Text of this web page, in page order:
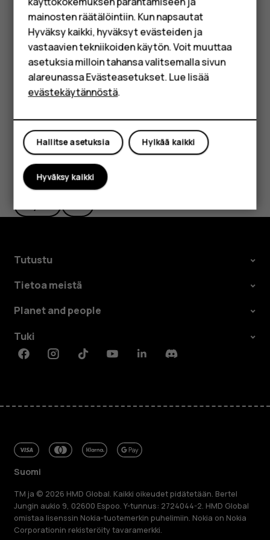
HMD Terra M
Yrityksille
Tabletit
Shop
lähtöpaikkana, napauta kohtaaSijaintisi
lähtöpaikka.
Aloita navigointi napauttamalla
ALOITA.
Kartalla näkyy reitti ja arvioitu matka-aika. Tarkat
reittiohjeet saat näkyviin pyyhkäisemällä näytön
alareunasta ylöspäin.
Oliko tästä apua?
Tutustu
Tietoa meistä
Planet and people
Tuki
FacebookInstagramTiktokYoutubeLinkedinDiscord
Suomi
TM ja © 2026 HMD Global. Kaikki oikeudet pidätetään. Bertel
Jungin aukio 9, 02600 Espoo. Y-tunnus: 2724044-2. HMD Global
omistaa lisenssin Nokia-tuotemerkin puhelimiin. Nokia on Nokia
Corporationin rekisteröity tavaramerkki.
mainosten räätälöintiin. Kun napsautat
Hyväksy kaikki, hyväksyt evästeiden ja
vastaavien tekniikoiden käytön. Voit muuttaa
asetuksia milloin tahansa valitsemalla sivun
alareunassa Evästeasetukset. Lue lisää
evästekäytännöstä.
Hylkää kaikki
Hallitse asetuksia
Hyväksy kaikki